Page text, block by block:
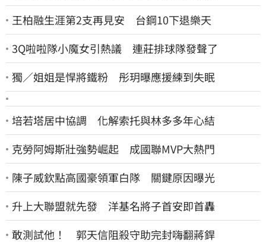
王柏融生涯第2支再見安 台鋼10下退樂天
3Q啦啦隊小魔女引熱議 連莊排球隊發聲了
獨／姐姐是悍將鐵粉 彤玥曝應援練到失眠
培若塔居中協調 化解索托與林多多年心結
克勞阿姆斯壯強勢崛起 成國聯MVP大熱門
陳子威欽點高國豪領軍白隊 關鍵原因曝光
升上大聯盟就先發 洋基名將子首安即首轟
敢測試他！ 郭天信阻殺守助完封嗨翻蔣銲